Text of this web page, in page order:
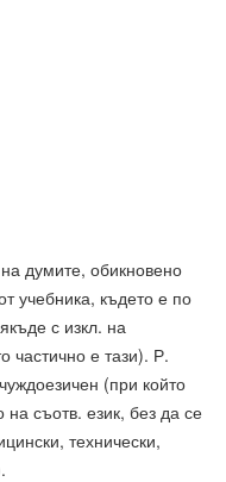
думите, обикновено
учебника, където е по
с изкл. на
частично е тази). Р.
(при който
съотв. език, без да се
технически,